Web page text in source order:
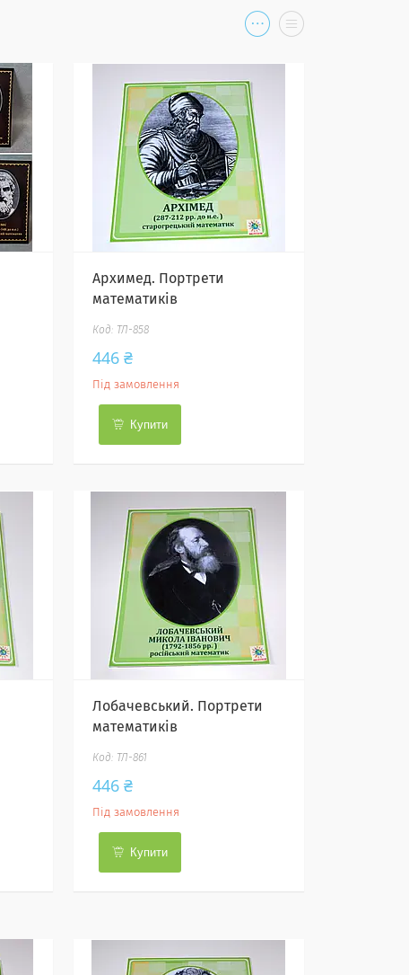
Архимед. Портрети
математиків
ТЛ-858
446 ₴
Під замовлення
Купити
Лобачевський. Портрети
математиків
ТЛ-861
446 ₴
Під замовлення
Купити